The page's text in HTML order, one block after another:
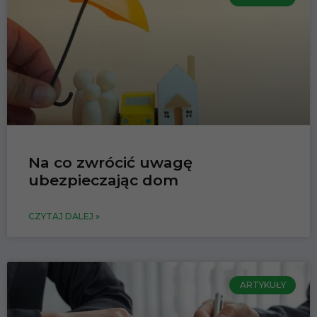
Na co zwrócić uwagę
ubezpieczając dom
CZYTAJ DALEJ »
ARTYKUŁY